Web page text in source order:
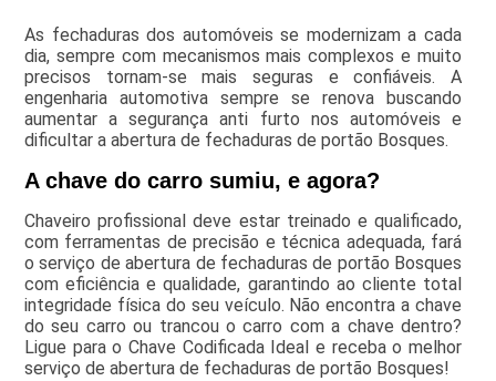
As fechaduras dos automóveis se modernizam a cada
dia, sempre com mecanismos mais complexos e muito
precisos tornam-se mais seguras e confiáveis. A
engenharia automotiva sempre se renova buscando
aumentar a segurança anti furto nos automóveis e
dificultar a abertura de fechaduras de portão Bosques.
A chave do carro sumiu, e agora?
Chaveiro profissional deve estar treinado e qualificado,
com ferramentas de precisão e técnica adequada, fará
o serviço de abertura de fechaduras de portão Bosques
com eficiência e qualidade, garantindo ao cliente total
integridade física do seu veículo. Não encontra a chave
do seu carro ou trancou o carro com a chave dentro?
Ligue para o Chave Codificada Ideal e receba o melhor
serviço de abertura de fechaduras de portão Bosques!